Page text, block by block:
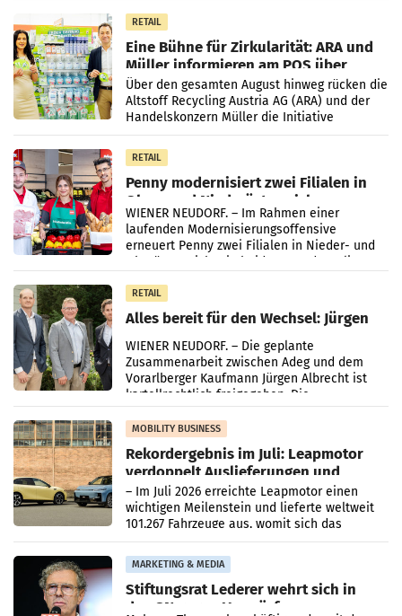
RETAIL
Eine Bühne für Zirkularität: ARA und
Müller informieren am POS über
Kreislauffähigkeit
Über den gesamten August hinweg rücken die
Altstoff Recycling Austria AG (ARA) und der
Handelskonzern Müller die Initiative
„Kreislauf-Helden“ in allen österreichischen
Müller-Filialen
RETAIL
Penny modernisiert zwei Filialen in
Ober- und Niederösterreich
WIENER NEUDORF. – Im Rahmen einer
laufenden Modernisierungsoffensive
erneuert Penny zwei Filialen in Nieder- und
Oberösterreich. Die beiden Standorte liegen
RETAIL
Alles bereit für den Wechsel: Jürgen
Albrecht setzt ab 1.1.2027 auf Adeg
WIENER NEUDORF. – Die geplante
Zusammenarbeit zwischen Adeg und dem
Vorarlberger Kaufmann Jürgen Albrecht ist
kartellrechtlich freigegeben: Die
Bundeswettbewerbsbehörde und der
Bundeskartellanwalt
MOBILITY BUSINESS
Rekordergebnis im Juli: Leapmotor
verdoppelt Auslieferungen und
überschreitet die 100.000er-Marke
– Im Juli 2026 erreichte Leapmotor einen
wichtigen Meilenstein und lieferte weltweit
101.267 Fahrzeuge aus, womit sich das
Ergebnis gegenüber Juli 2025 mehr als
verdoppelte (+102
MARKETING & MEDIA
Stiftungsrat Lederer wehrt sich in
den SN gegen Vorwürfe